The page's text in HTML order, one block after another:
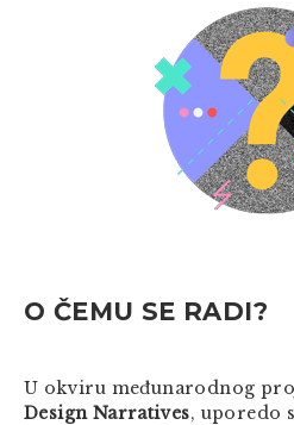
O ČEMU SE RADI?
U okviru međunarodnog
Design Narratives, uporedo